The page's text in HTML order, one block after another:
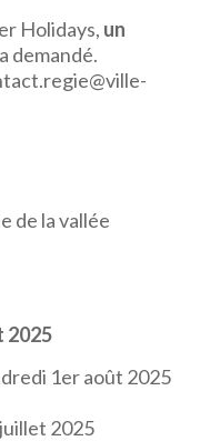
Holidays, un
demandé.
de la vallée
2025
1er août 2025
2025